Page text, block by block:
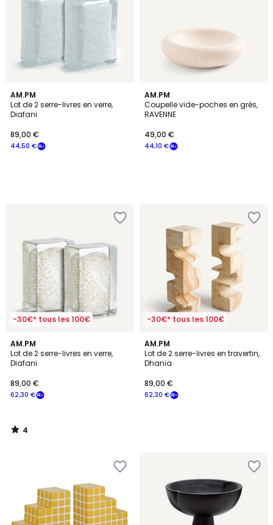
AM.PM
Lot de 2 serre-livres en verre,
Diafani
44,50 €
89,00 €
AM.PM
Coupelle vide-poches en grès,
RAVENNE
44,10 €
49,00 €
-30€* tous les 100€
AM.PM
Lot de 2 serre-livres en verre,
Diafani
62,30 €
89,00 €
4
/
5
4
/
-30€* tous les 100€
AM.PM
Lot de 2 serre-livres en travertin,
Dhania
62,30 €
89,00 €